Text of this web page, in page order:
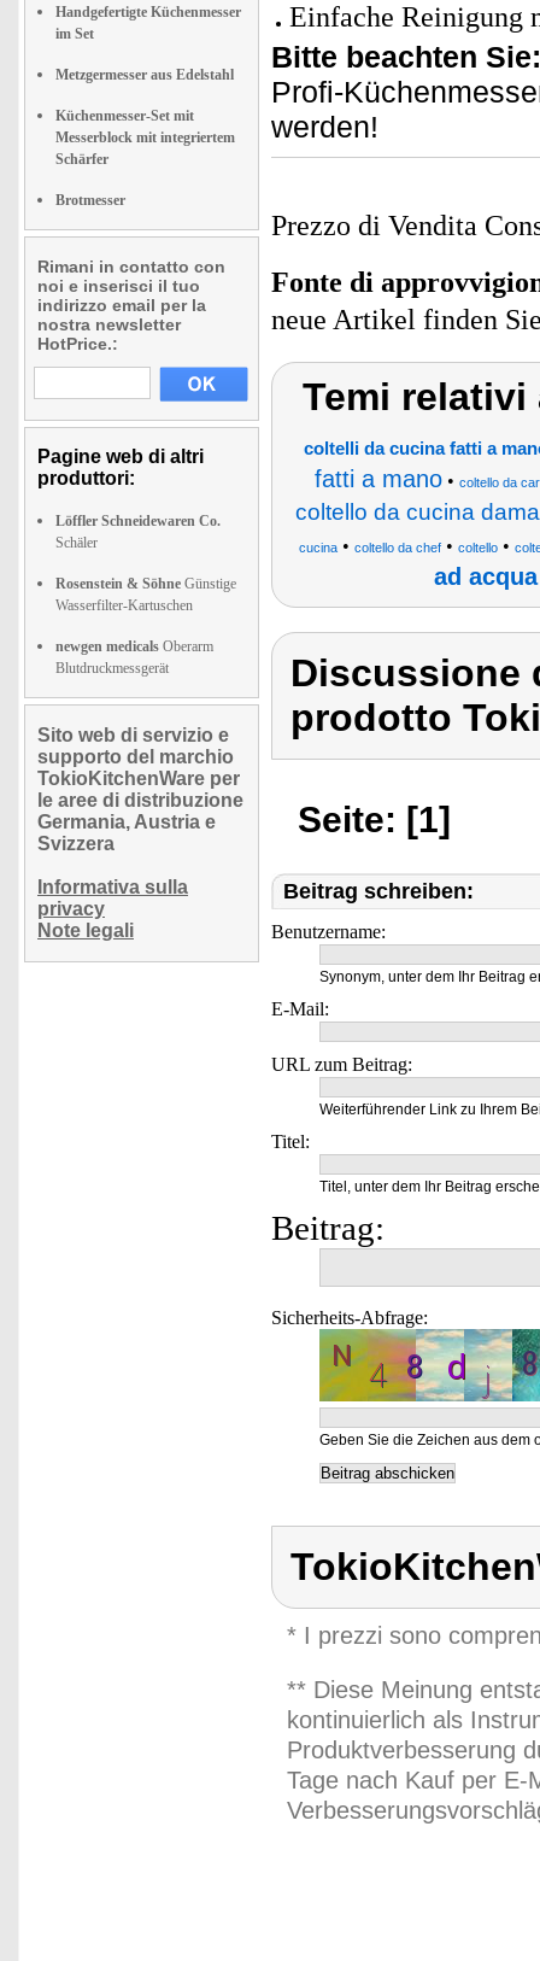
Handgefertigte Küchenmesser
im Set
Metzgermesser aus Edelstahl
Küchenmesser-Set mit
Messerblock mit integriertem
Schärfer
Brotmesser
Rimani in contatto con
noi e inserisci il tuo
indirizzo email per la
nostra newsletter
HotPrice.:
Pagine web di altri
produttori:
Löffler Schneidewaren Co.
Schäler
Rosenstein & Söhne Günstige
Wasserfilter-Kartuschen
newgen medicals Oberarm
Blutdruckmessgerät
Sito web di servizio e
supporto del marchio
TokioKitchenWare per
le aree di distribuzione
Germania, Austria e
Svizzera
Informativa sulla
privacy
Note legali
Einfache Reinigung
Bitte beachten Sie:
Profi-
werden!
Prezzo di Vendita
Fonte di
neue Artikel finden
Temi relativi
coltelli da cucina fatti a
fatti a mano• coltello da
coltello da cucina
cucina • coltello da chef • coltello •
ad acqua
Discussione
prodotto
Seite: [1]
Beitrag schreiben:
Benutzername:
Synonym, unter dem Ihr Beitrag
E-Mail:
URL zum Beitrag:
Weiterführender Link zu Ihrem
Titel:
Titel, unter dem Ihr Beitrag
Beitrag:
Sicherheits-Abfrage:
Geben Sie die Zeichen aus dem
* I prezzi sono
** Diese Meinung
kontinuierlich als
Produktverbesserung
Tage nach Kauf per E-